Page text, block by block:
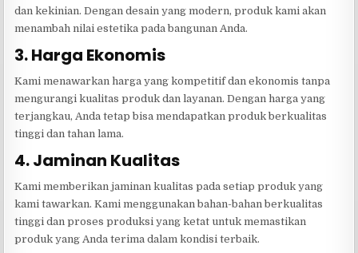
dan kekinian. Dengan desain yang modern, produk kami akan
menambah nilai estetika pada bangunan Anda.
3. Harga Ekonomis
Kami menawarkan harga yang kompetitif dan ekonomis tanpa
mengurangi kualitas produk dan layanan. Dengan harga yang
terjangkau, Anda tetap bisa mendapatkan produk berkualitas
tinggi dan tahan lama.
4. Jaminan Kualitas
Kami memberikan jaminan kualitas pada setiap produk yang
kami tawarkan. Kami menggunakan bahan-bahan berkualitas
tinggi dan proses produksi yang ketat untuk memastikan
produk yang Anda terima dalam kondisi terbaik.